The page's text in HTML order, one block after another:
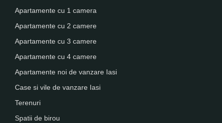
Apartamente cu 1 camera
Apartamente cu 2 camere
Apartamente cu 3 camere
Apartamente cu 4 camere
Apartamente noi de vanzare Iasi
Case si vile de vanzare Iasi
Terenuri
Spatii de birou